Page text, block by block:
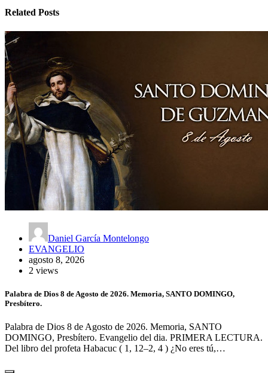
Related Posts
Daniel García Montelongo
EVANGELIO
agosto 8, 2026
2 views
Palabra de Dios 8 de Agosto de 2026. Memoria, SANTO DOMINGO,
Presbítero.
Palabra de Dios 8 de Agosto de 2026. Memoria, SANTO
DOMINGO, Presbítero. Evangelio del dia. PRIMERA LECTURA.
Del libro del profeta Habacuc ( 1, 12–2, 4 ) ¿No eres tú,…